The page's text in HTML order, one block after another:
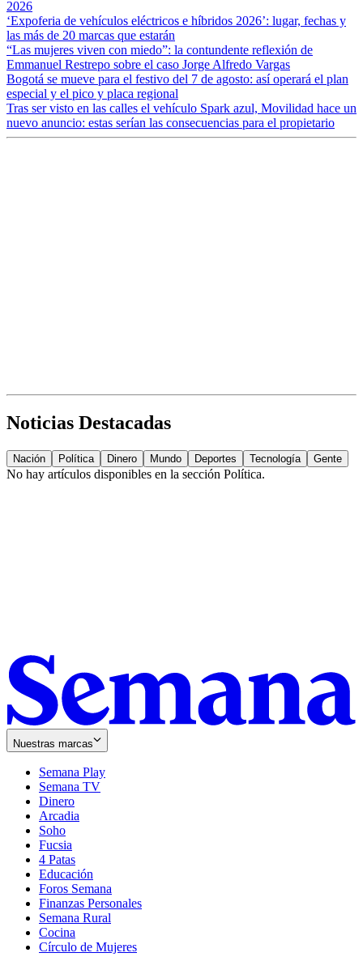
2026
‘Expoferia de vehículos eléctricos e híbridos 2026’: lugar, fechas y
las más de 20 marcas que estarán
“Las mujeres viven con miedo”: la contundente reflexión de
Emmanuel Restrepo sobre el caso Jorge Alfredo Vargas
Bogotá se mueve para el festivo del 7 de agosto: así operará el plan
especial y el pico y placa regional
Tras ser visto en las calles el vehículo Spark azul, Movilidad hace un
nuevo anuncio: estas serían las consecuencias para el propietario
Noticias Destacadas
Nación Política Dinero Mundo Deportes Tecnología Gente
No hay artículos disponibles en la sección Política.
Nuestras marcas
Semana Play
Semana TV
Dinero
Arcadia
Soho
in
new
window
Fucsia
in
new
window
4 Patas
Educación
Foros Semana
Finanzas Personales
Semana Rural
Cocina
Círculo de Mujeres